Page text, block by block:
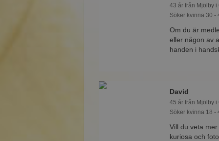
43 år från Mjölby i
Söker kvinna 30 -
Om du är
eller någon av
handen i
David
45 år från Mjölby i
Söker kvinna 18 -
Vill du veta
kuriosa och